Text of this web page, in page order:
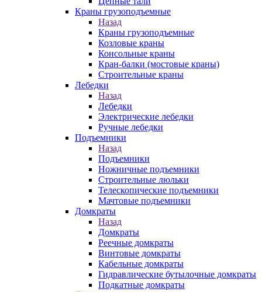
Краны грузоподъемные
Назад
Краны грузоподъемные
Козловые краны
Консольные краны
Кран-балки (мостовые краны)
Строительные краны
Лебедки
Назад
Лебедки
Электрические лебедки
Ручные лебедки
Подъемники
Назад
Подъемники
Ножничные подъемники
Строительные люльки
Телескопические подъемники
Мачтовые подъемники
Домкраты
Назад
Домкраты
Реечные домкраты
Винтовые домкраты
Кабельные домкраты
Гидравлические бутылочные домкраты
Подкатные домкраты